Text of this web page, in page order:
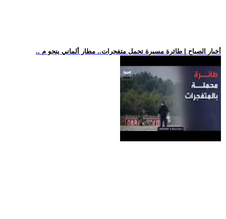
.. أخبار الصباح | طائرة مسيرة تحمل متفجرات.. مطار ألماني ينجو م